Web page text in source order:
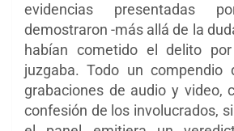
evidencias presentadas
demostraron -más allá de la
habían cometido el delito
juzgaba. Todo un compendio
grabaciones de audio y video,
confesión de los involucrados,